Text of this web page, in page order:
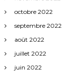
octobre 2022
septembre 2022
août 2022
juillet 2022
juin 2022